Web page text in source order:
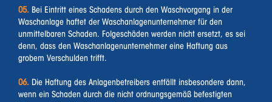
05. Bei Eintritt eines Schadens durch den Waschvorgang in der
Waschanlage haftet der Waschanlagenunternehmer für den
unmittelbaren Schaden. Folgeschäden werden nicht ersetzt, es sei
denn, dass den Waschanlagenunternehmer eine Haftung aus
grobem Verschulden trifft.
06. Die Haftung des Anlagenbetreibers entfällt insbesondere dann,
wenn ein Schaden durch die nicht ordnungsgemäß befestigten